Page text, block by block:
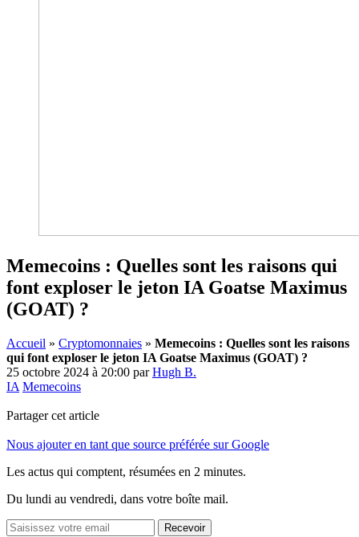
Memecoins : Quelles sont les raisons qui
font exploser le jeton IA Goatse Maximus
(GOAT) ?
Accueil » Cryptomonnaies » Memecoins : Quelles sont les raisons
qui font exploser le jeton IA Goatse Maximus (GOAT) ?
25 octobre 2024 à 20:00 parHugh B.
IA Memecoins
Partager cet article
Nous ajouter en tant que source préférée sur Google
Les actus qui comptent, résumées en 2 minutes.
Du lundi au vendredi, dans votre boîte mail.
Recevoir